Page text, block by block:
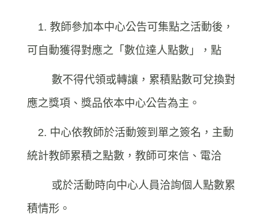
1. 教師參加本中心公告可集點之活動後，
可自動獲得對應之「數位達人點數」，點
數不得代領或轉讓，累積點數可兌換對
應之獎項、獎品依本中心公告為主。
2. 中心依教師於活動簽到單之簽名，主動
統計教師累積之點數，教師可來信、電洽
或於活動時向中心人員洽詢個人點數累
積情形。